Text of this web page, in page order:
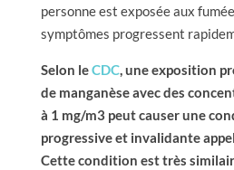
personne est exposée aux
symptômes progressent
Selon leCDC, une exposition
de manganèse avec des
à 1 mg/m3 peut causer une
progressive et invalidante
Cette condition est très